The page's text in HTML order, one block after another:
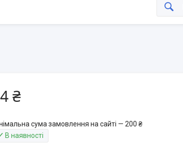
₴
сума замовлення на сайті — 200 ₴
В наявності